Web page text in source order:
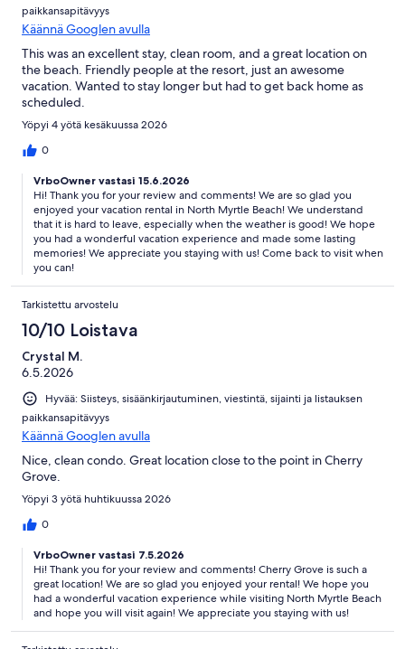
paikkansapitävyys
Käännä Googlen avulla
This was an excellent stay, clean room, and a great location on
the beach. Friendly people at the resort, just an awesome
vacation. Wanted to stay longer but had to get back home as
scheduled.
Yöpyi 4 yötä kesäkuussa 2026
0
VrboOwner vastasi 15.6.2026
Hi! Thank you for your review and comments! We are so glad you
enjoyed your vacation rental in North Myrtle Beach! We understand
that it is hard to leave, especially when the weather is good! We hope
you had a wonderful vacation experience and made some lasting
memories! We appreciate you staying with us! Come back to visit when
you can!
Tarkistettu arvostelu
10/10 Loistava
Crystal M.
6.5.2026
Hyvää: Siisteys, sisäänkirjautuminen, viestintä, sijainti ja listauksen
paikkansapitävyys
Käännä Googlen avulla
Nice, clean condo. Great location close to the point in Cherry
Grove.
Yöpyi 3 yötä huhtikuussa 2026
0
VrboOwner vastasi 7.5.2026
Hi! Thank you for your review and comments! Cherry Grove is such a
great location! We are so glad you enjoyed your rental! We hope you
had a wonderful vacation experience while visiting North Myrtle Beach
and hope you will visit again! We appreciate you staying with us!